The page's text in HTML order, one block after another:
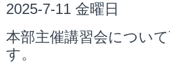
2025-7-11 金曜日
本部主催講習会につい
す。